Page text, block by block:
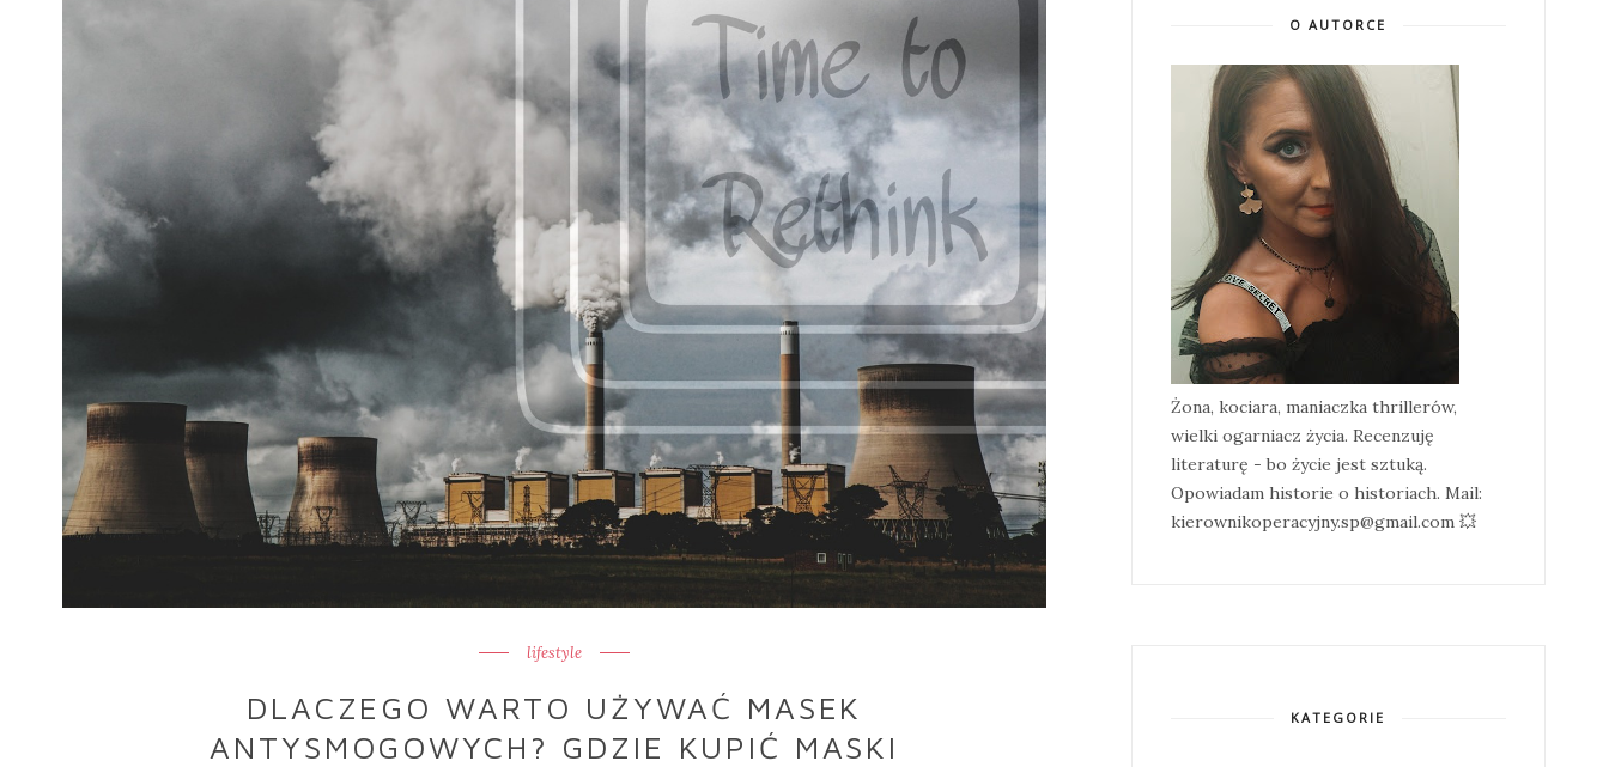
lifestyle
DLACZEGO WARTO UŻYWAĆ MASEK
ANTYSMOGOWYCH? GDZIE KUPIĆ MASKI
O AUTORCE
Żona, kociara, maniaczka thrillerów,
wielki ogarniacz życia. Recenzuję
literaturę - bo życie jest sztuką.
Opowiadam historie o historiach. Mail:
kierownikoperacyjny.sp@gmail.com 💥
KATEGORIE